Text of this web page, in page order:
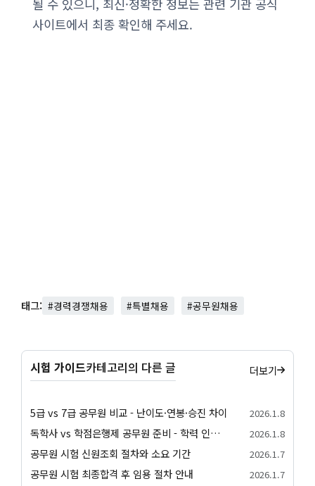
될 수 있으니, 최신·정확한 정보는 관련 기관 공식
사이트에서 최종 확인해 주세요.
태그: #경력경쟁채용 #특별채용 #공무원채용
시험 가이드카테고리의 다른 글 더보기
5급 vs 7급 공무원 비교 - 난이도·연봉·승진 차이 2026.1.8
독학사 vs 학점은행제 공무원 준비 - 학력 인정과 가산점 2026.1.8
공무원 시험 신원조회 절차와 소요 기간 2026.1.7
공무원 시험 최종합격 후 임용 절차 안내 2026.1.7